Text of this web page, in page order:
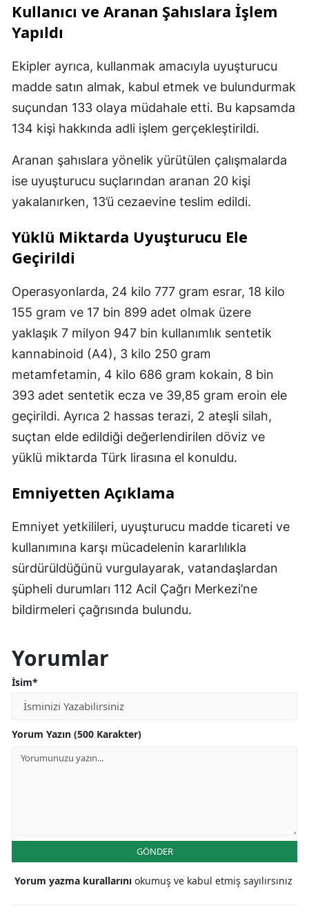
Kullanıcı ve Aranan Şahıslara İşlem
Yapıldı
Ekipler ayrıca, kullanmak amacıyla uyuşturucu
madde satın almak, kabul etmek ve bulundurmak
suçundan 133 olaya müdahale etti. Bu kapsamda
134 kişi hakkında adli işlem gerçekleştirildi.
Aranan şahıslara yönelik yürütülen çalışmalarda
ise uyuşturucu suçlarından aranan 20 kişi
yakalanırken, 13’ü cezaevine teslim edildi.
Yüklü Miktarda Uyuşturucu Ele
Geçirildi
Operasyonlarda, 24 kilo 777 gram esrar, 18 kilo
155 gram ve 17 bin 899 adet olmak üzere
yaklaşık 7 milyon 947 bin kullanımlık sentetik
kannabinoid (A4), 3 kilo 250 gram
metamfetamin, 4 kilo 686 gram kokain, 8 bin
393 adet sentetik ecza ve 39,85 gram eroin ele
geçirildi. Ayrıca 2 hassas terazi, 2 ateşli silah,
suçtan elde edildiği değerlendirilen döviz ve
yüklü miktarda Türk lirasına el konuldu.
Emniyetten Açıklama
Emniyet yetkilileri, uyuşturucu madde ticareti ve
kullanımına karşı mücadelenin kararlılıkla
sürdürüldüğünü vurgulayarak, vatandaşlardan
şüpheli durumları 112 Acil Çağrı Merkezi’ne
bildirmeleri çağrısında bulundu.
Yorumlar
İsim*
Yorum Yazın (500 Karakter)
GÖNDER
Yorum yazma kurallarını okumuş ve kabul etmiş sayılırsınız